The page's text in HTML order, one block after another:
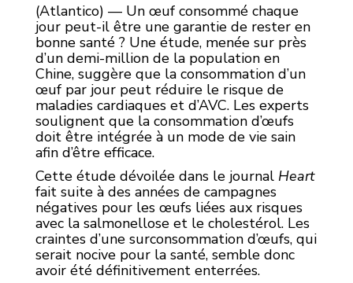
(Atlantico) — Un œuf consommé chaque
jour peut-il être une garantie de rester en
bonne santé ? Une étude, menée sur près
d’un demi-million de la population en
Chine, suggère que la consommation d’un
œuf par jour peut réduire le risque de
maladies cardiaques et d’AVC. Les experts
soulignent que la consommation d’œufs
doit être intégrée à un mode de vie sain
afin d’être efficace.
Cette étude dévoilée dans le journal Heart
fait suite à des années de campagnes
négatives pour les œufs liées aux risques
avec la salmonellose et le cholestérol. Les
craintes d’une surconsommation d’œufs, qui
serait nocive pour la santé, semble donc
avoir été définitivement enterrées.